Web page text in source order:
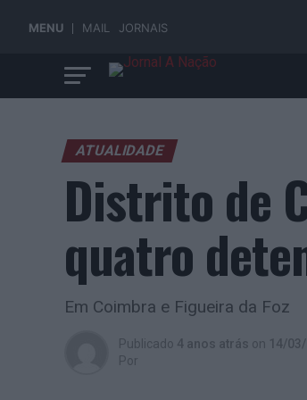
MENU MAIL JORNAIS
ATUALIDADE
Distrito de
quatro
Em Coimbra e Figueira da Foz
Publicado 4 anos atrás on 14/
Por